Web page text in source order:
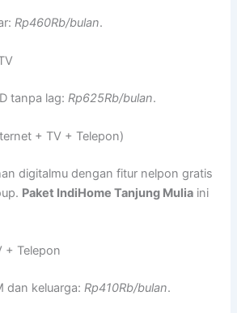
Rp460Rb/bulan.
tanpa lag:Rp625Rb/bulan.
+ TV + Telepon)
digitalmu dengan fitur nelpon gratis
Paket IndiHome Tanjung Mulia ini
+ Telepon
dan keluarga:Rp410Rb/bulan.